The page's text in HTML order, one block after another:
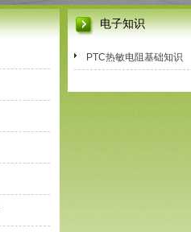
电子知识
PTC热敏电阻基础知识